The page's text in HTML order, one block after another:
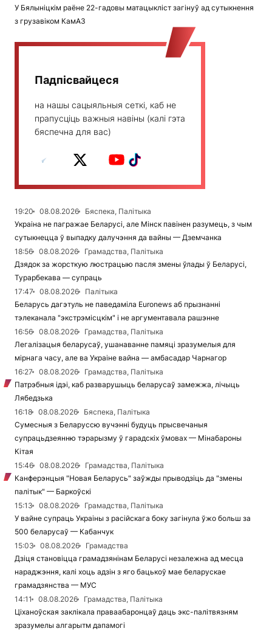
У Бялыніцкім раёне 22-гадовы матацыкліст загінуў ад сутыкнення
з грузавіком КамАЗ
Падпісвайцеся
на нашы сацыяльныя сеткі, каб не
прапусціць важныя навіны (калі гэта
бяспечна для вас)
19:20 08.08.2026
Бяспека, Палітыка
Украіна не пагражае Беларусі, але Мінск павінен разумець, з чым
сутыкнецца ў выпадку далучэння да вайны — Дземчанка
18:56
08.08.2026
Грамадства, Палітыка
Дзядок за жорсткую люстрацыю пасля змены ўлады ў Беларусі,
Турарбекава — супраць
17:47
08.08.2026
Палітыка
Беларусь дагэтуль не паведаміла Euronews аб прызнанні
тэлеканала "экстрэмісцкім" і не аргументавала рашэнне
16:56
08.08.2026
Грамадства, Палітыка
Легалізацыя беларусаў, ушанаванне памяці зразумелыя для
мірнага часу, але ва Украіне вайна — амбасадар Чарнагор
16:27
08.08.2026
Грамадства, Палітыка
Патрэбныя ідэі, каб разварушыць беларусаў замежжа, лічыць
Лябедзька
16:18
08.08.2026
Бяспека, Палітыка
Сумесныя з Беларуссю вучэнні будуць прысвечаныя
супрацьдзеянню тэрарызму ў гарадскіх ўмовах — Мінабароны
Кітая
15:46
08.08.2026
Грамадства, Палітыка
Канферэнцыя "Новая Беларусь" заўжды прыводзіць да "змены
палітык" — Баркоўскі
15:13
08.08.2026
Грамадства, Палітыка
У вайне супраць Украіны з расійскага боку загінула ўжо больш за
500 беларусаў — Кабанчук
15:03
08.08.2026
Грамадства
Дзіця становіцца грамадзянінам Беларусі незалежна ад месца
нараджэння, калі хоць адзін з яго бацькоў мае беларускае
грамадзянства — МУС
14:11
08.08.2026
Грамадства, Палітыка
Ціханоўская заклікала праваабаронцаў даць экс-палітвязням
зразумелы алгарытм дапамогі